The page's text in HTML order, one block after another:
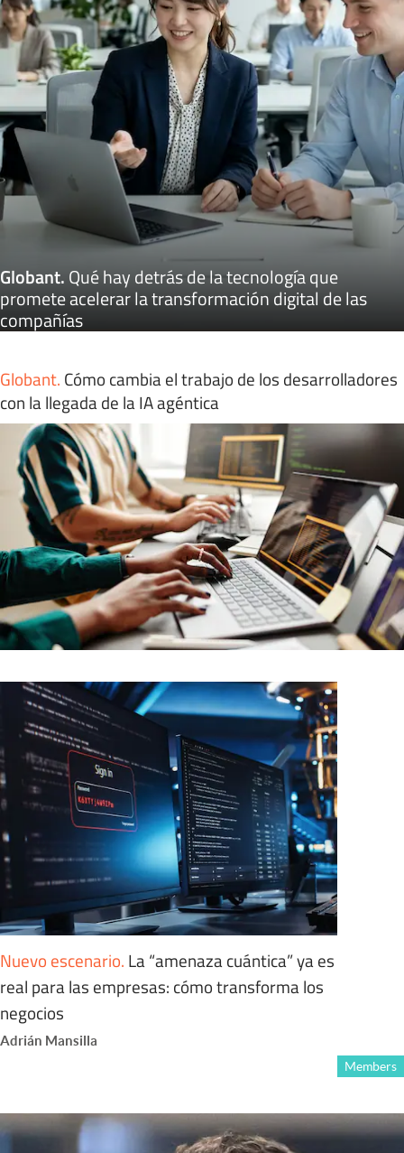
Globant.Qué hay detrás de la tecnología que
promete acelerar la transformación digital de las
compañías
Globant. Cómo cambia el trabajo de los desarrolladores
con la llegada de la IA agéntica
Nuevo escenario. La “amenaza cuántica” ya es
real para las empresas: cómo transforma los
negocios
Adrián Mansilla
Members